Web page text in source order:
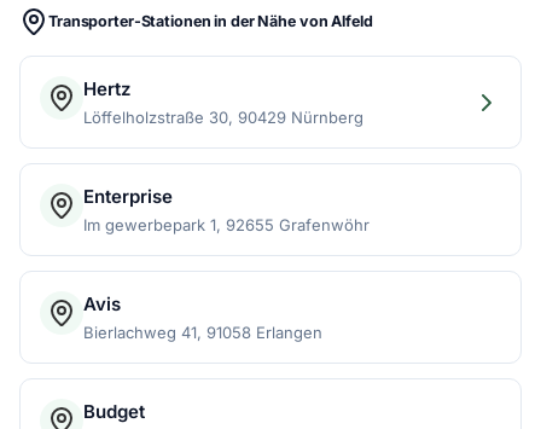
Transporter-Stationen in der Nähe von Alfeld
Hertz
Löffelholzstraße 30, 90429 Nürnberg
Enterprise
Im gewerbepark 1, 92655 Grafenwöhr
Avis
Bierlachweg 41, 91058 Erlangen
Budget